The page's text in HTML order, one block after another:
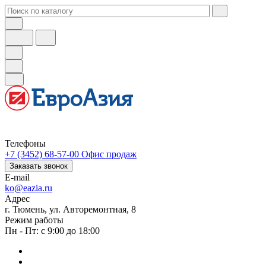
Телефоны
+7 (3452) 68-57-00 Офис продаж
Заказать звонок
E-mail
ko@eazia.ru
Адрес
г. Тюмень, ул. Авторемонтная, 8
Режим работы
Пн - Пт: с 9:00 до 18:00